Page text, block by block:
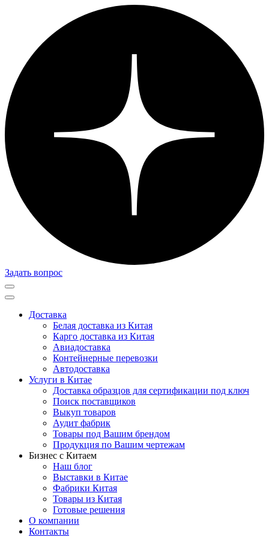
Задать вопрос
Доставка
Белая доставка из Китая
Карго доставка из Китая
Авиадоставка
Контейнерные перевозки
Автодоставка
Услуги в Китае
Доставка образцов для сертификации под ключ
Поиск поставщиков
Выкуп товаров
Аудит фабрик
Товары под Вашим брендом
Продукция по Вашим чертежам
Бизнес с Китаем
Наш блог
Выставки в Китае
Фабрики Китая
Товары из Китая
Готовые решения
О компании
Контакты